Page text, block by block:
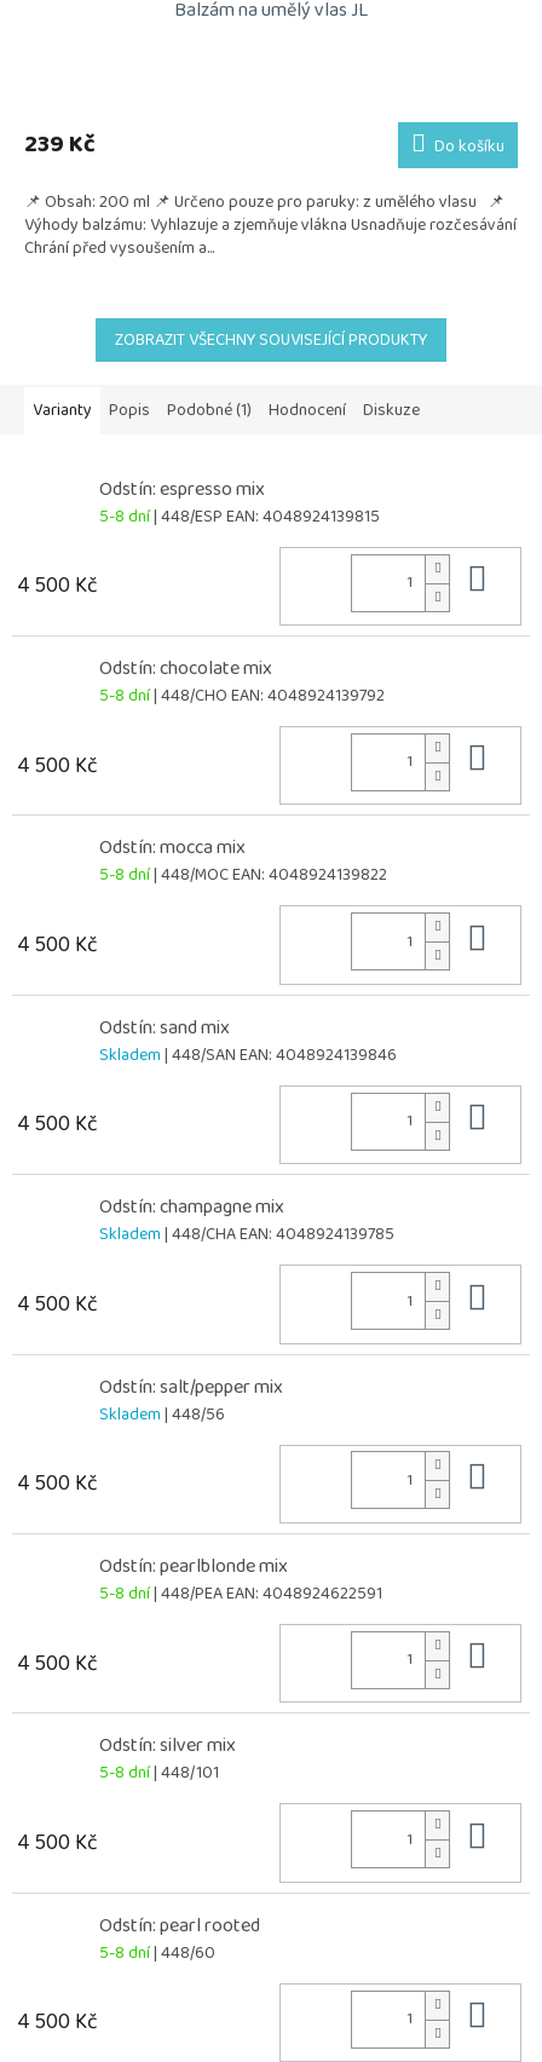
Balzám na umělý vlas JL
239 Kč Do košíku
📌 Obsah: 200 ml 📌 Určeno pouze pro paruky: z umělého vlasu 📌
Výhody balzámu: Vyhlazuje a zjemňuje vlákna Usnadňuje rozčesávání
Chrání před vysoušením a...
ZOBRAZIT VŠECHNY SOUVISEJÍCÍ PRODUKTY
Varianty Popis Podobné (1) Hodnocení Diskuze
Odstín: espresso mix
5-8 dní| 448/ESPEAN:4048924139815
4 500 Kč
Odstín: chocolate mix
5-8 dní| 448/CHOEAN:4048924139792
4 500 Kč
Odstín: mocca mix
5-8 dní| 448/MOCEAN:4048924139822
4 500 Kč
Odstín: sand mix
Skladem| 448/SANEAN:4048924139846
4 500 Kč
Odstín: champagne mix
Skladem| 448/CHAEAN:4048924139785
4 500 Kč
Odstín: salt/pepper mix
Skladem| 448/56
4 500 Kč
Odstín: pearlblonde mix
5-8 dní| 448/PEAEAN:4048924622591
4 500 Kč
Odstín: silver mix
5-8 dní| 448/101
4 500 Kč
Odstín: pearl rooted
5-8 dní| 448/60
4 500 Kč